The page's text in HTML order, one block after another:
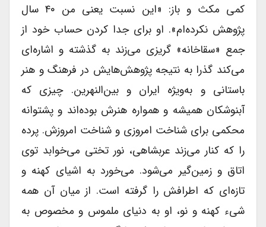
کمى مکث و باز: «این نسبت یعنى من ۴۰ سال
پژوهش نکرده‌ام». او براى جدا کردن حساب خود از
جمع «سقاخانه» گریزى می‌زند به گذشته و اشاره‌ای
می‌کند گذرا به نتیجه پژوهش‌هایش در فرهنگ و هنر
باستانى و به‌ویژه ایران و بین‌النهرین. چیزى که
آبنوشکان همیشه و همواره هنرش بوده‌اند و پشتوانه
محکمى براى شناخت امروزى و شناخت امروزش. پرده
را که کنار می‌زند عربشاهى، نور تختى می‌خوابد توى
اتاق و زمین‌گیر می‌شود. می‌خورد به اشیاى کهنه و
تازه‌ای که اطرافش را گرفته است. از میان آن همه
شىء کهنه و نو، او به دنیاى ملموس و مخصوص به